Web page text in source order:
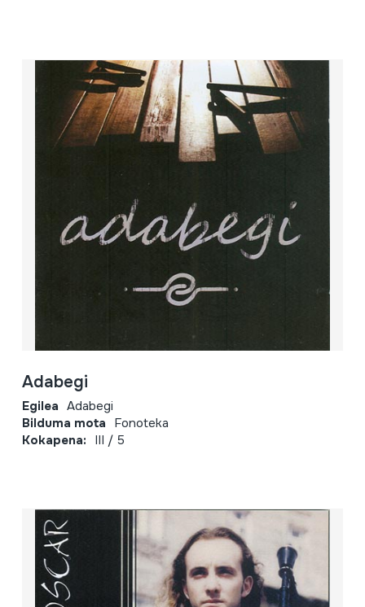
Adabegi
Egilea Adabegi
Bilduma mota Fonoteka
Kokapena: III / 5